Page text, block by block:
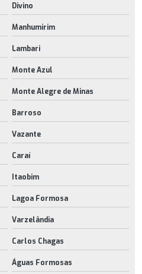
Divino
Manhumirim
Lambari
Monte Azul
Monte Alegre de Minas
Barroso
Vazante
Caraí
Itaobim
Lagoa Formosa
Varzelândia
Carlos Chagas
Águas Formosas